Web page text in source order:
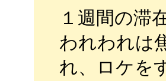
１週間の滞
われわれは
れ、ロケを